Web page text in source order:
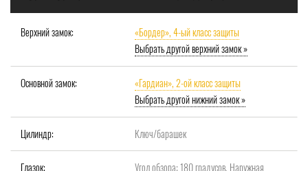
Верхний замок:
«Бордер», 4-ый класс защиты
Выбрать другой верхний замок »
Основной замок:
«Гардиан», 2-ой класс защиты
Выбрать другой нижний замок »
Цилиндр: Ключ/барашек
Глазок: Угол обзора: 180 градусов, Наружная